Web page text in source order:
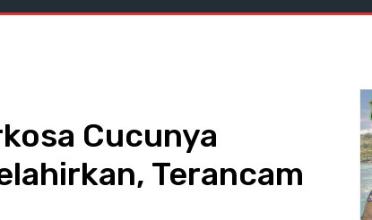
Cucunya
Terancam